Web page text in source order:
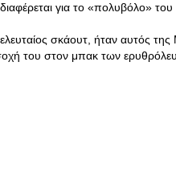
για το «πολυβόλο»
σκάουτ, ήταν αυτός
του στον μπακ των